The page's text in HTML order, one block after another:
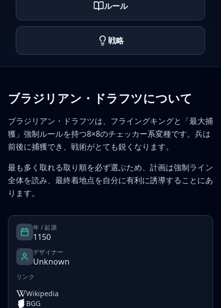
ルール
戦略
ブラジリアン・ドラフツについて
ブラジリアン・ドラフツは、フライングキングと「最大捕
獲」強制ルールを持つ8×8のチェッカー系変種です。兵は
前後に捕獲でき、戦術がとても鋭くなります。
最も多く取れる取り順を必ず選ぶため、計画は強制ライン
全体を読み、最終着地点を自分に有利に誘導することにあ
ります。
年 / 起源
1150
デザイナー
Unknown
リンク
Wikipedia
BGG